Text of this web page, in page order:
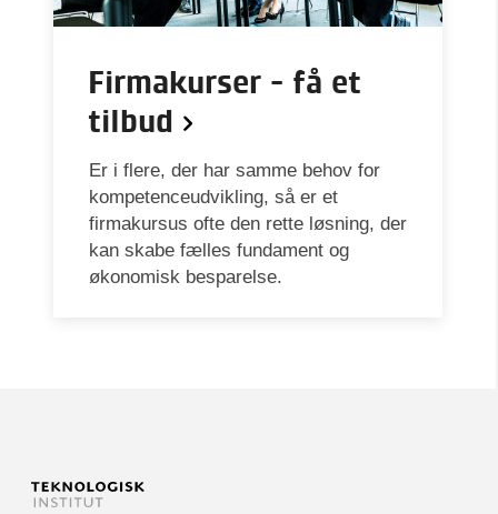
Firmakurser - få et
tilbud
Er i flere, der har samme behov for
kompetenceudvikling, så er et
firmakursus ofte den rette løsning, der
kan skabe fælles fundament og
økonomisk besparelse.